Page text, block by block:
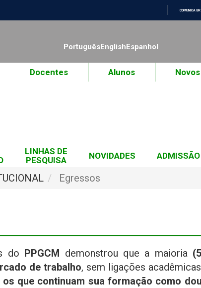
CONTEÚDO
COMUNICA BR
PortuguêsEnglishEspanhol
Docentes Alunos
LINHAS DE
PESQUISA
NOVIDADES ADMISSÃO
Egressos
do PPGCM demonstrou que a maioria
de trabalho, sem ligações
que continuam sua formação como